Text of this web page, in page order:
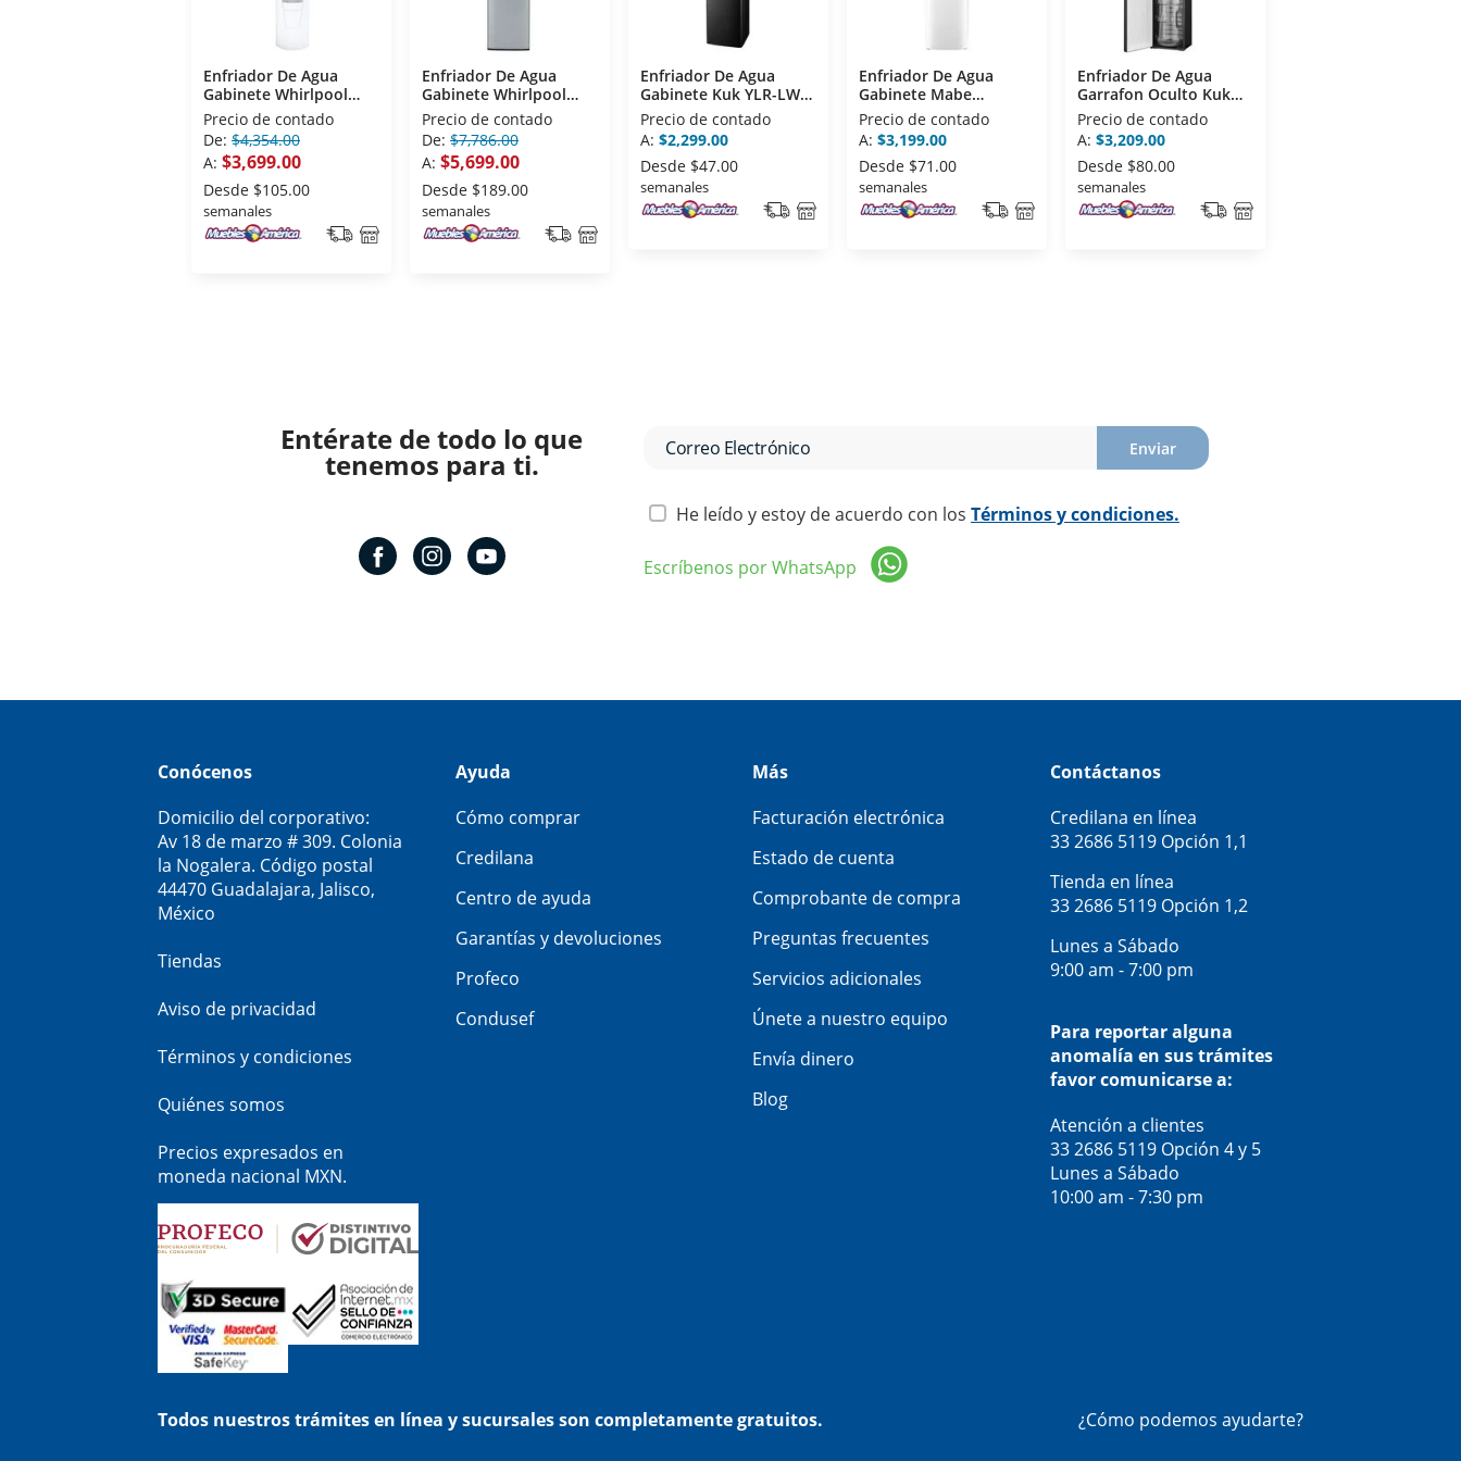
Enfriador De Agua
Gabinete Whirlpool
WK5012Q Blanco
Precio de contado
De: $4,354.00
A: $3,699.00
Desde $105.00
semanales
Enfriador De Agua
Gabinete Whirlpool
WK5915BD Silver
Precio de contado
De: $7,786.00
A: $5,699.00
Desde $189.00
semanales
Enfriador De Agua
Gabinete Kuk YLR-LW-
0.7-5-83LA Negro
Precio de contado
A: $2,299.00
Desde $47.00
semanales
Enfriador De Agua
Gabinete Mabe
EMDPCCB3 Blanco
Precio de contado
A: $3,199.00
Desde $71.00
semanales
Enfriador De Agua
Garrafon Oculto Kuk
YLR-LW-2-5-907ALB
Silver
Precio de contado
A: $3,209.00
Desde $80.00
semanales
Entérate de todo lo que
tenemos para ti. Enviar
He leído y estoy de acuerdo con los Términos y condiciones.
Escríbenos por WhatsApp
Conócenos
Domicilio del corporativo:
Av 18 de marzo # 309. Colonia
la Nogalera. Código postal
44470 Guadalajara, Jalisco,
México
Tiendas
Aviso de privacidad
Términos y condiciones
Quiénes somos
Precios expresados en
moneda nacional MXN.
Ayuda
Cómo comprar
Credilana
Centro de ayuda
Garantías y devoluciones
Profeco
Condusef
Más
Facturación electrónica
Estado de cuenta
Comprobante de compra
Preguntas frecuentes
Servicios adicionales
Únete a nuestro equipo
Envía dinero
Blog
Contáctanos
Credilana en línea
33 2686 5119 Opción 1,1
Tienda en línea
33 2686 5119 Opción 1,2
Lunes a Sábado
9:00 am - 7:00 pm
Para reportar alguna
anomalía en sus trámites
favor comunicarse a:
Atención a clientes
33 2686 5119 Opción 4 y 5
Lunes a Sábado
10:00 am - 7:30 pm
Todos nuestros trámites en línea y sucursales son completamente gratuitos. ¿Cómo podemos ayudarte?